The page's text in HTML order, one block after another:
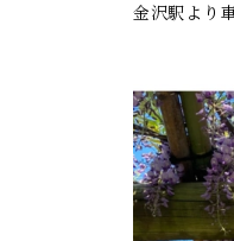
金沢駅より